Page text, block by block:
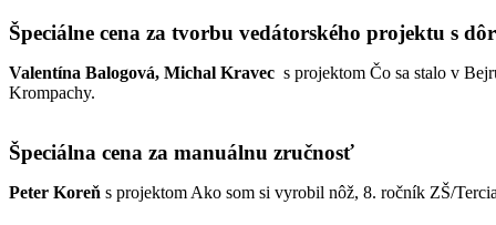
Špeciálne cena za tvorbu vedátorského projektu s
Valentína Balogová, Michal Kravec s projektom Čo sa stalo v
Krompachy.
Špeciálna cena za manuálnu zručnosť
Peter Koreň s projektom Ako som si vyrobil nôž, 8. ročník ZŠ/